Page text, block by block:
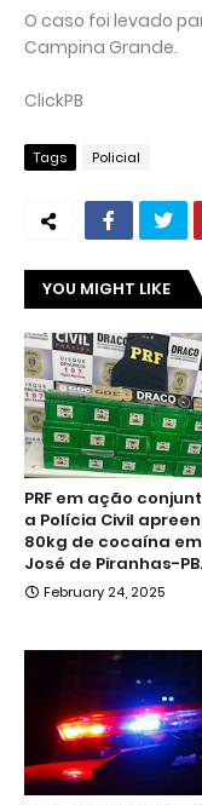
O caso foi levado
Campina Grande.
ClickPB
Tags Policial
YOU MIGHT LIKE
PRF em ação
a Polícia Civil
80kg de cocaína em
José de Piranhas-PB.
February 24, 2025